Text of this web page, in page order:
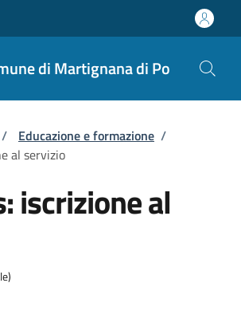
di Martignana di Po
pane
/ Educazione e formazione /
al servizio
iscrizione al